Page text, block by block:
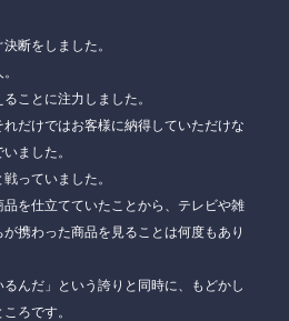
断をしました。
ことに注力しました。
だけではお客様に納得していただけな
ました。
っていました。
を仕立てていたことから、テレビや雑
携わった商品を見ることは何度もあり
んだ」
という誇りと同時に、
もどかし
ろです。